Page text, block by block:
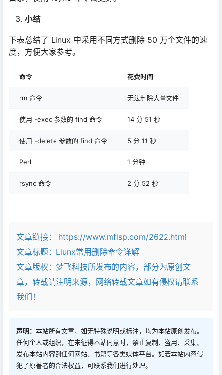
小结
下表总结了 Linux 中采用不同方式删除 50 万个文件的速
度，方便大家参考。
命令 花费时间
rm 命令 无法删除大量文件
使用 -exec 参数的 find 命令 14 分 51 秒
使用 -delete 参数的 find 命令 5 分 11 秒
Perl 1 分钟
rsync 命令 2 分 52 秒
文章链接：
https://www.mfisp.com/2622.html
文章标题： Liunx常用删除命令详解
文章版权：梦飞科技所发布的内容，部分为原创文
章，转载请注明来源，网络转载文章如有侵权请联系
我们！
声明： 本站所有文章，如无特殊说明或标注，均为本站原创发布。
任何个人或组织，在未征得本站同意时，禁止复制、盗用、采集、
发布本站内容到任何网站、书籍等各类媒体平台。如若本站内容侵
犯了原著者的合法权益，可联系我们进行处理。